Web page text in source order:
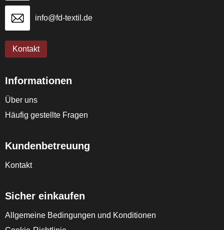
info@fd-textil.de
Kontakt
Informationen
Über uns
Häufig gestellte Fragen
Kundenbetreuung
Kontakt
Sicher einkaufen
Allgemeine Bedingungen und Konditionen